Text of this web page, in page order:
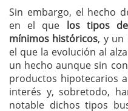
Sin embargo, el hecho
en el que los tipos
mínimos históricos, y un
el que la evolución al
un hecho aunque sin
productos hipotecarios
interés y, sobretodo,
notable dichos tipos